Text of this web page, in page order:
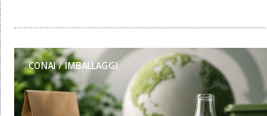
CONAI / IMBALLAGGI